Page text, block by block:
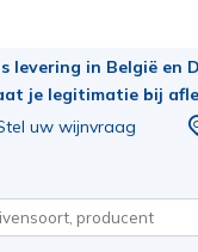
in België en
je legitimatie bij
uw wijnvraag